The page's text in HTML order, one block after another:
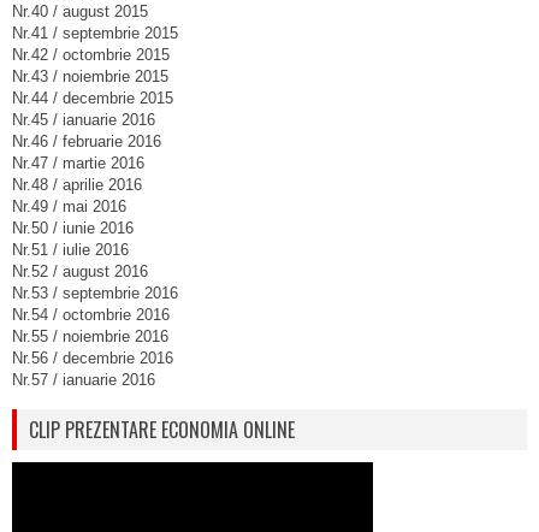
Nr.40 / august 2015
Nr.41 / septembrie 2015
Nr.42 / octombrie 2015
Nr.43 / noiembrie 2015
Nr.44 / decembrie 2015
Nr.45 / ianuarie 2016
Nr.46 / februarie 2016
Nr.47 / martie 2016
Nr.48 / aprilie 2016
Nr.49 / mai 2016
Nr.50 / iunie 2016
Nr.51 / iulie 2016
Nr.52 / august 2016
Nr.53 / septembrie 2016
Nr.54 / octombrie 2016
Nr.55 / noiembrie 2016
Nr.56 / decembrie 2016
Nr.57 / ianuarie 2016
CLIP PREZENTARE ECONOMIA ONLINE